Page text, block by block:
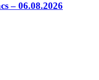
– 06.08.2026